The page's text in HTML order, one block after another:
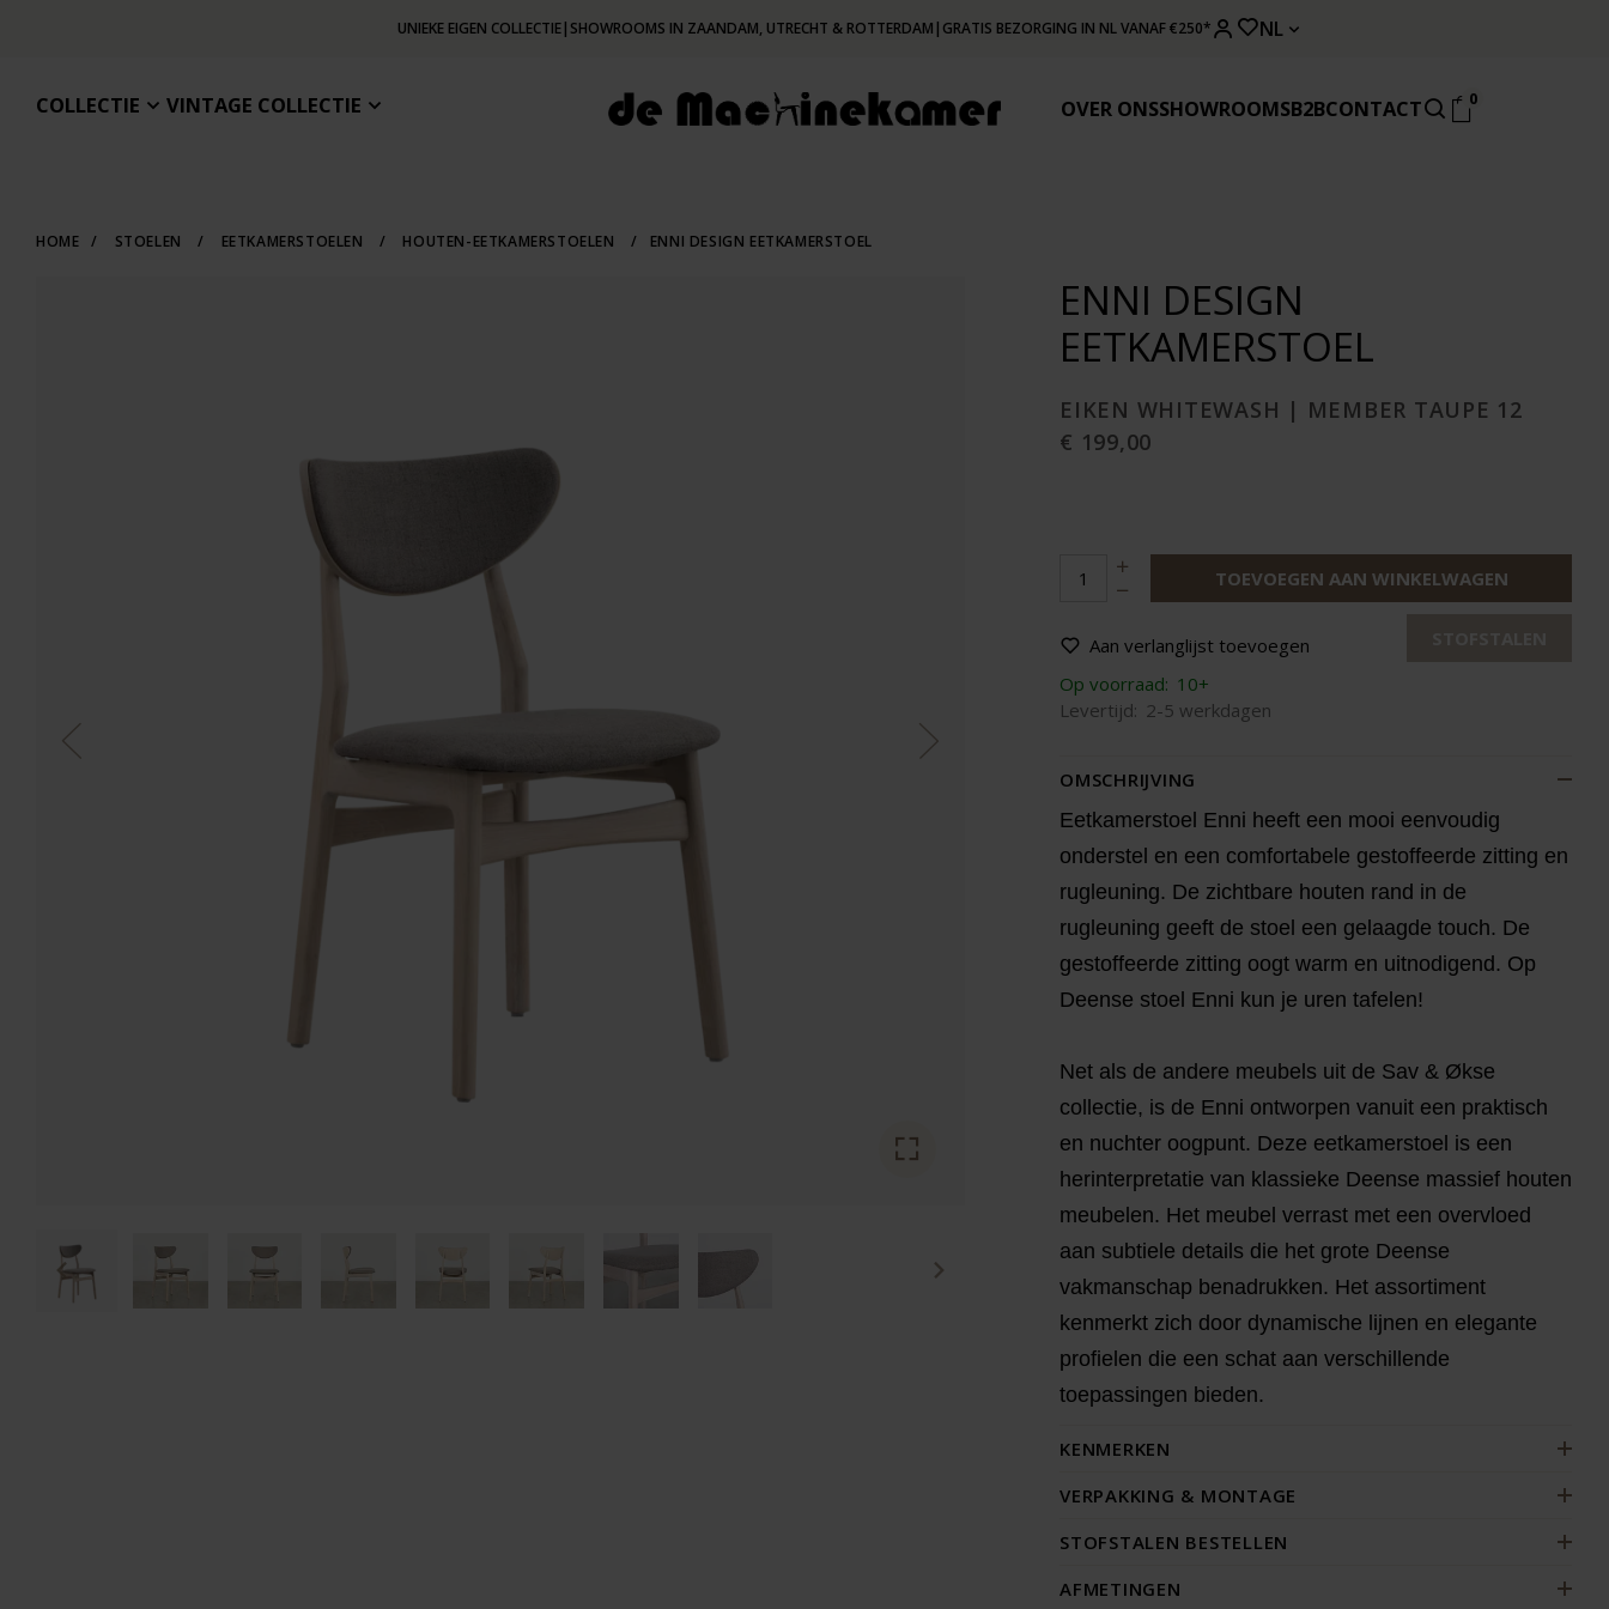
UNIEKE EIGEN COLLECTIE| SHOWROOMS IN ZAANDAM, UTRECHT & ROTTERDAM | GRATIS BEZORGING IN NL VANAF €250* NL
COLLECTIE VINTAGE COLLECTIE OVER ONSSHOWROOMSB2BCONTACT 0
HOME / STOELEN / EETKAMERSTOELEN / HOUTEN-EETKAMERSTOELEN / ENNI DESIGN EETKAMERSTOEL
ENNI DESIGN
EETKAMERSTOEL
EIKEN WHITEWASH | MEMBER TAUPE 12
€ 199,00
TOEVOEGEN AAN WINKELWAGEN
Aan verlanglijst toevoegen
Op voorraad: 10+
Levertijd: 2-5 werkdagen
OMSCHRIJVING
Eetkamerstoel Enni heeft een mooi eenvoudig
onderstel en een comfortabele gestoffeerde zitting en
rugleuning. De zichtbare houten rand in de
rugleuning geeft de stoel een gelaagde touch. De
gestoffeerde zitting oogt warm en uitnodigend. Op
Deense stoel Enni kun je uren tafelen!
Net als de andere meubels uit de Sav & Økse
collectie, is de Enni ontworpen vanuit een praktisch
en nuchter oogpunt. Deze eetkamerstoel is een
herinterpretatie van klassieke Deense massief houten
meubelen. Het meubel verrast met een overvloed
aan subtiele details die het grote Deense
vakmanschap benadrukken. Het assortiment
kenmerkt zich door dynamische lijnen en elegante
profielen die een schat aan verschillende
toepassingen bieden.
KENMERKEN
VERPAKKING & MONTAGE
STOFSTALEN BESTELLEN
AFMETINGEN